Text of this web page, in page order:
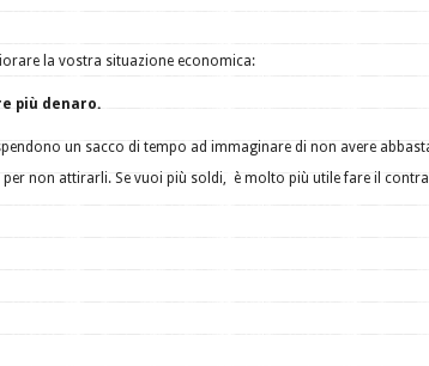
la vostra situazione economica:
più denaro.
un sacco di tempo ad immaginare di non avere
per non attirarli. Se vuoi più soldi, è molto più utile fare il